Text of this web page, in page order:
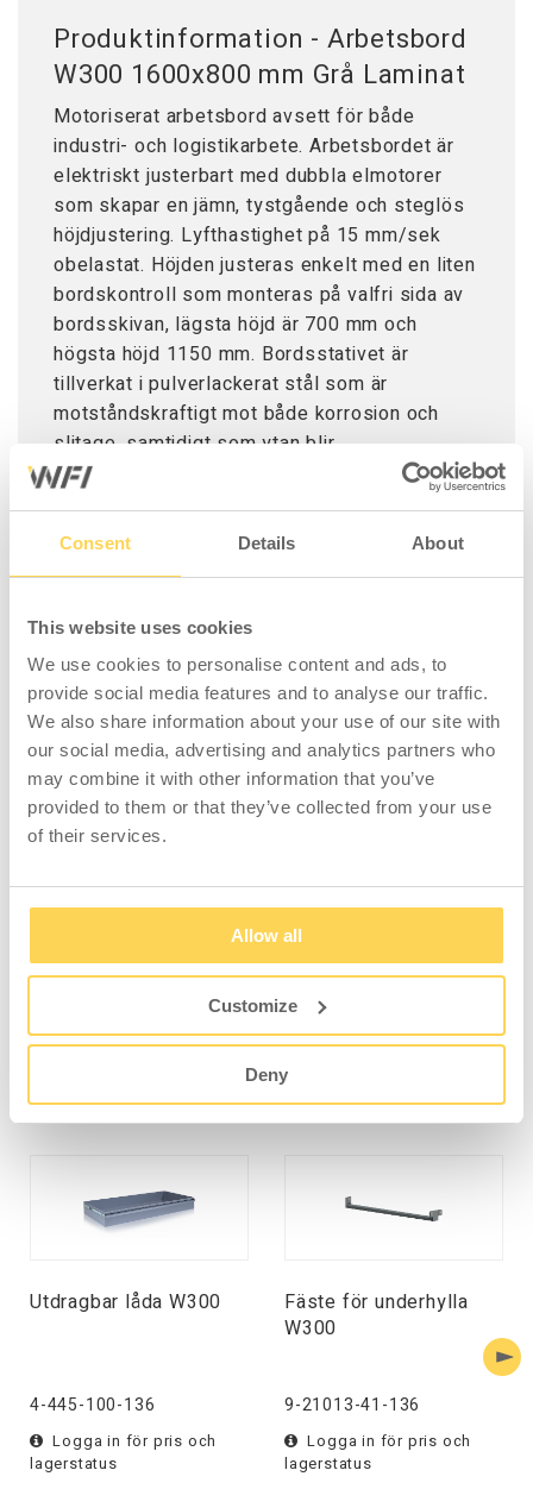
Consent Details About
This website uses cookies
We use cookies to personalise content and ads, to
provide social media features and to analyse our traffic.
We also share information about your use of our site with
our social media, advertising and analytics partners who
may combine it with other information that you’ve
provided to them or that they’ve collected from your use
of their services.
Allow all
Customize
Deny
Produktinformation - Arbetsbord
W300 1600x800 mm Grå Laminat
Motoriserat arbetsbord avsett för både
industri- och logistikarbete. Arbetsbordet är
elektriskt justerbart med dubbla elmotorer
som skapar en jämn, tystgående och steglös
höjdjustering. Lyfthastighet på 15 mm/sek
obelastat. Höjden justeras enkelt med en liten
bordskontroll som monteras på valfri sida av
bordsskivan, lägsta höjd är 700 mm och
högsta höjd 1150 mm. Bordsstativet är
tillverkat i pulverlackerat stål som är
motståndskraftigt mot både korrosion och
slitage, samtidigt som ytan blir
smutsavvisande. Ansluts till 230 V/50 Hz. Ett
300 kg fördelad vikt.
Arbetsbordet levereras som standard med en
bordsskiva i laminat som har en hård och
vätskor och kemikalier. Enkel att torka av och
hålla ren. Passar därmed de flesta industri-
och logistikmiljöer. Laminatskivan är 24 mm
och har en kantlist i 2 mm grå ABS.
Vi har ett brett utbud av tillbehör för montering
både över och under bordet,
Arbetsbordet levereras omonterat.
TILLBEHÖR
Utdragbar låda W300
4-445-100-136
Logga in för pris och
lagerstatus
Fäste för underhylla
W300
9-21013-41-136
Logga in för pris och
lagerstatus